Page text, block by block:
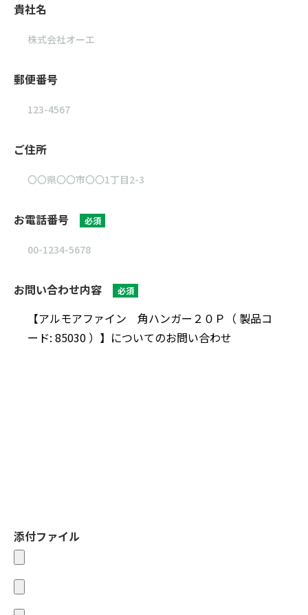
貴社名
郵便番号
ご住所
お電話番号 必須
お問い合わせ内容 必須
添付ファイル